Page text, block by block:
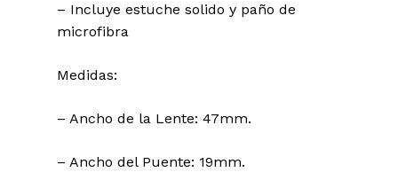
– Incluye estuche solido y paño de
microfibra
Medidas:
– Ancho de la Lente: 47mm.
– Ancho del Puente: 19mm.